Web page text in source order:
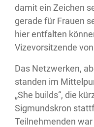
damit ein Zeichen
gerade für Frauen
hier entfalten
Vizevorsitzende von
Das Netzwerken,
standen im
„She builds“, die
Sigmundskron
Teilnehmenden